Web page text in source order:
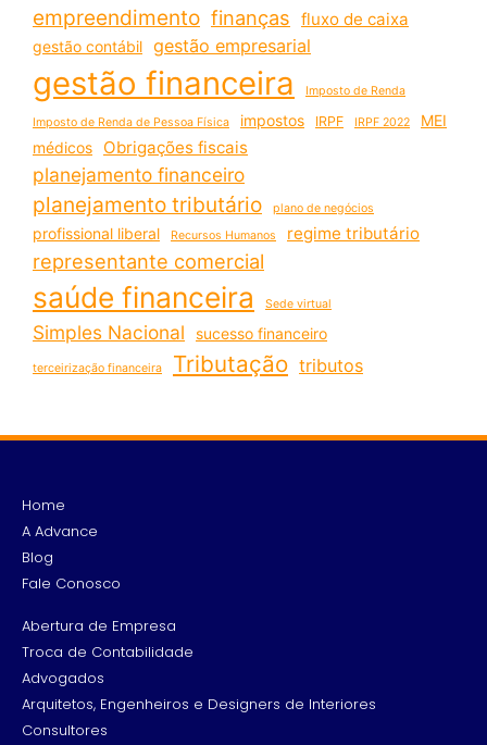
empreendimento finanças fluxo de caixa
gestão contábil gestão empresarial
gestão financeira Imposto de Renda
Imposto de Renda de Pessoa Física impostos IRPF IRPF 2022
MEI
médicos
Obrigações fiscais
planejamento financeiro
planejamento tributário plano de negócios
profissional liberal Recursos Humanos regime tributário
representante comercial
saúde financeira Sede virtual
Simples Nacional sucesso financeiro
terceirização financeira Tributação tributos
Home
A Advance
Blog
Fale Conosco
Abertura de Empresa
Troca de Contabilidade
Advogados
Arquitetos, Engenheiros e Designers de Interiores
Consultores